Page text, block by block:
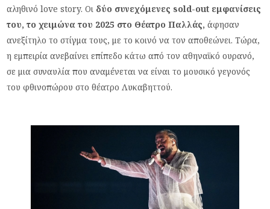
αληθινό love story. Οι δύο συνεχόμενες sold-out εμφανίσεις
του, το χειμώνα του 2025 στο Θέατρο Παλλάς,άφησαν
ανεξίτηλο το στίγμα τους, με το κοινό να τον αποθεώνει. Τώρα,
η εμπειρία ανεβαίνει επίπεδο κάτω από τον αθηναϊκό ουρανό,
σε μια συναυλία που αναμένεται να είναι το μουσικό γεγονός
του φθινοπώρου στο θέατρο Λυκαβηττού.